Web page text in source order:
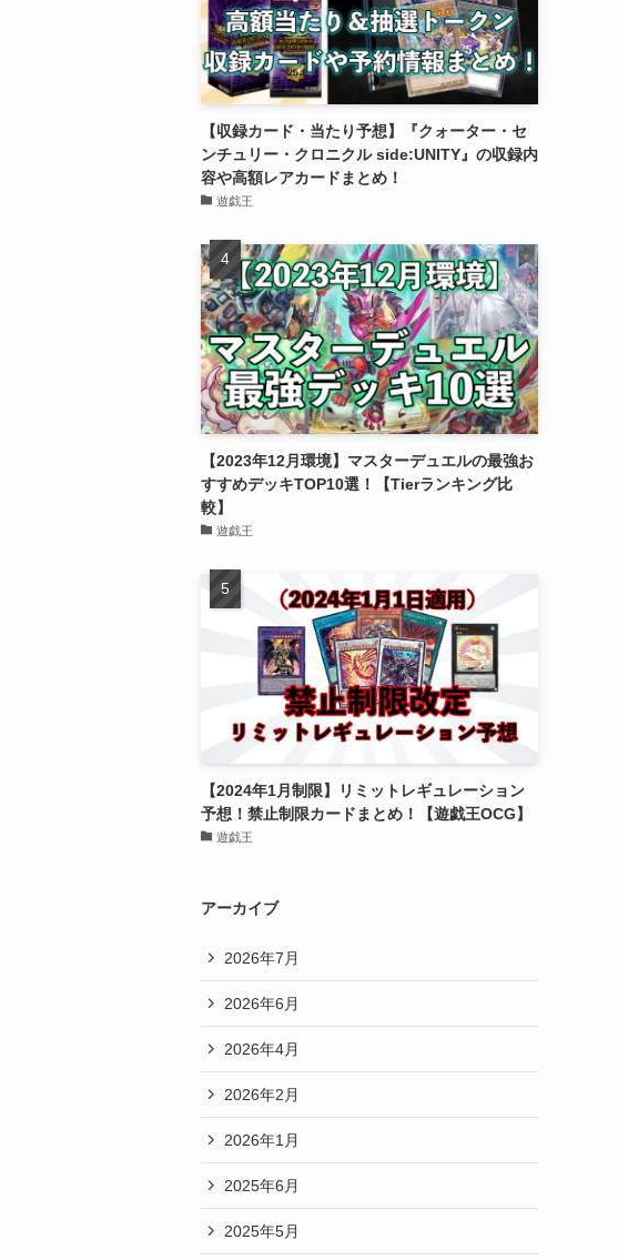
【収録カード・当たり予想】『クォーター・セ
ンチュリー・クロニクル side:UNITY』の収録内
容や高額レアカードまとめ！
遊戯王
【2023年12月環境】マスターデュエルの最強お
すすめデッキTOP10選！【Tierランキング比
較】
遊戯王
【2024年1月制限】リミットレギュレーション
予想！禁止制限カードまとめ！【遊戯王OCG】
遊戯王
アーカイブ
2026年7月
2026年6月
2026年4月
2026年2月
2026年1月
2025年6月
2025年5月